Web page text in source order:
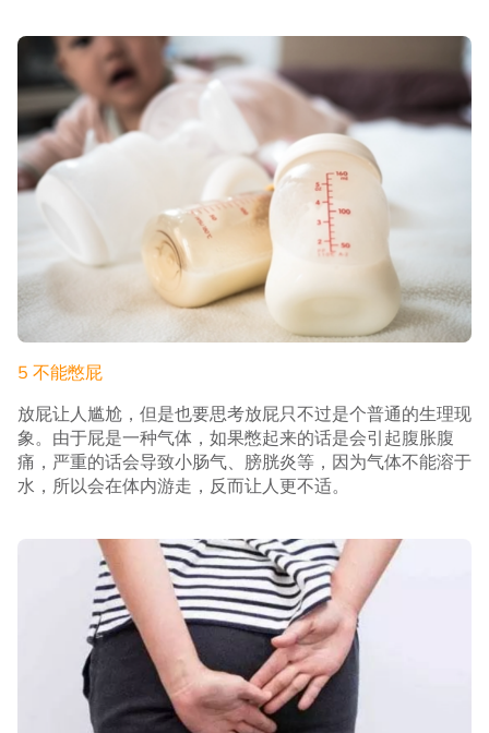
5 不能憋屁
放屁让人尴尬，但是也要思考放屁只不过是个普通的生理现
象。由于屁是一种气体，如果憋起来的话是会引起腹胀腹
痛，严重的话会导致小肠气、膀胱炎等，因为气体不能溶于
水，所以会在体内游走，反而让人更不适。